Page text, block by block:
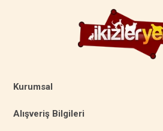
Kurumsal
Alışveriş Bilgileri